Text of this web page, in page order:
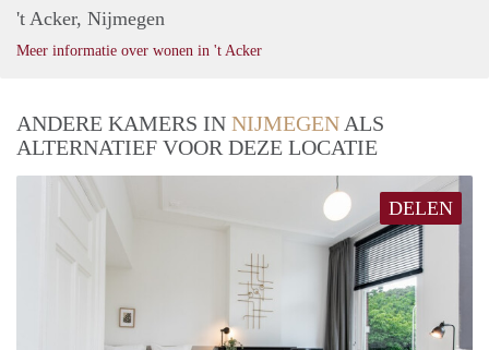
't Acker, Nijmegen
Meer informatie over wonen in 't Acker
ANDERE KAMERS IN NIJMEGEN ALS
ALTERNATIEF VOOR DEZE LOCATIE
DELEN